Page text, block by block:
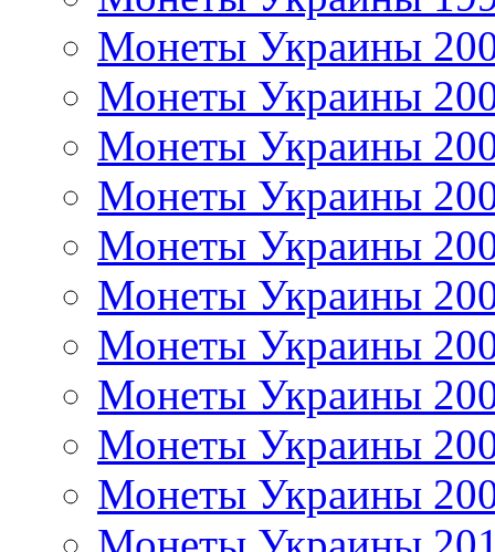
Монеты Украины
Монеты Украины
Монеты Украины
Монеты Украины
Монеты Украины
Монеты Украины
Монеты Украины
Монеты Украины
Монеты Украины
Монеты Украины